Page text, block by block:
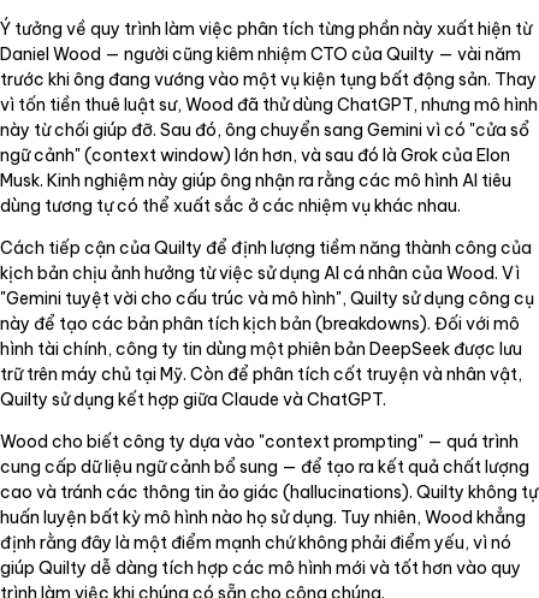
Ý tưởng về quy trình làm việc phân tích từng phần này xuất hiện từ
Daniel Wood — người cũng kiêm nhiệm CTO của Quilty — vài năm
trước khi ông đang vướng vào một vụ kiện tụng bất động sản. Thay
vì tốn tiền thuê luật sư, Wood đã thử dùng ChatGPT, nhưng mô hình
này từ chối giúp đỡ. Sau đó, ông chuyển sang Gemini vì có "cửa sổ
ngữ cảnh" (context window) lớn hơn, và sau đó là Grok của Elon
Musk. Kinh nghiệm này giúp ông nhận ra rằng các mô hình AI tiêu
dùng tương tự có thể xuất sắc ở các nhiệm vụ khác nhau.
Cách tiếp cận của Quilty để định lượng tiềm năng thành công của
kịch bản chịu ảnh hưởng từ việc sử dụng AI cá nhân của Wood. Vì
"Gemini tuyệt vời cho cấu trúc và mô hình", Quilty sử dụng công cụ
này để tạo các bản phân tích kịch bản (breakdowns). Đối với mô
hình tài chính, công ty tin dùng một phiên bản DeepSeek được lưu
trữ trên máy chủ tại Mỹ. Còn để phân tích cốt truyện và nhân vật,
Quilty sử dụng kết hợp giữa Claude và ChatGPT.
Wood cho biết công ty dựa vào "context prompting" — quá trình
cung cấp dữ liệu ngữ cảnh bổ sung — để tạo ra kết quả chất lượng
cao và tránh các thông tin ảo giác (hallucinations). Quilty không tự
huấn luyện bất kỳ mô hình nào họ sử dụng. Tuy nhiên, Wood khẳng
định rằng đây là một điểm mạnh chứ không phải điểm yếu, vì nó
giúp Quilty dễ dàng tích hợp các mô hình mới và tốt hơn vào quy